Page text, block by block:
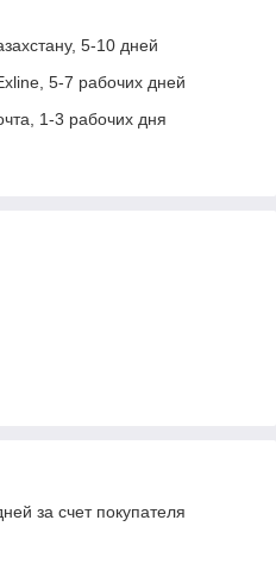
5-10 дней
5-7 рабочих дней
1-3 рабочих дня
за счет покупателя